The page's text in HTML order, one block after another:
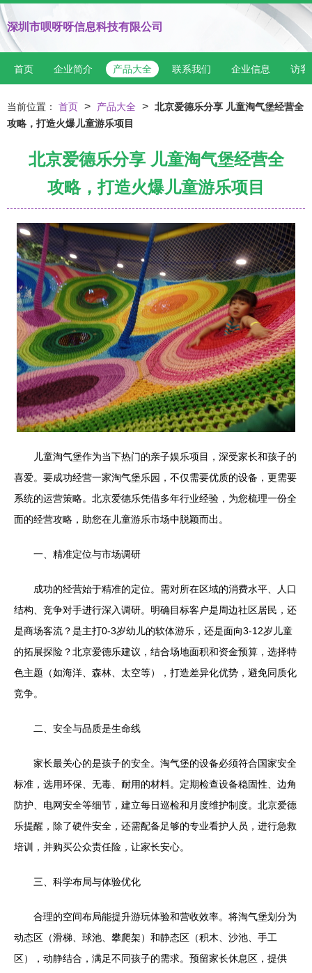
深圳市呗呀呀信息科技有限公司
首页 企业简介 产品大全 联系我们 企业信息 访客
当前位置： 首页 > 产品大全 > 北京爱德乐分享 儿童淘气堡经营全
攻略，打造火爆儿童游乐项目
北京爱德乐分享 儿童淘气堡经营全
攻略，打造火爆儿童游乐项目
儿童淘气堡作为当下热门的亲子娱乐项目，深受家长和孩子的
喜爱。要成功经营一家淘气堡乐园，不仅需要优质的设备，更需要
系统的运营策略。北京爱德乐凭借多年行业经验，为您梳理一份全
面的经营攻略，助您在儿童游乐市场中脱颖而出。
一、精准定位与市场调研
成功的经营始于精准的定位。需对所在区域的消费水平、人口
结构、竞争对手进行深入调研。明确目标客户是周边社区居民，还
是商场客流？是主打0-3岁幼儿的软体游乐，还是面向3-12岁儿童
的拓展探险？北京爱德乐建议，结合场地面积和资金预算，选择特
色主题（如海洋、森林、太空等），打造差异化优势，避免同质化
竞争。
二、安全与品质是生命线
家长最关心的是孩子的安全。淘气堡的设备必须符合国家安全
标准，选用环保、无毒、耐用的材料。定期检查设备稳固性、边角
防护、电网安全等细节，建立每日巡检和月度维护制度。北京爱德
乐提醒，除了硬件安全，还需配备足够的专业看护人员，进行急救
培训，并购买公众责任险，让家长安心。
三、科学布局与体验优化
合理的空间布局能提升游玩体验和营收效率。将淘气堡划分为
动态区（滑梯、球池、攀爬架）和静态区（积木、沙池、手工
区），动静结合，满足不同孩子的需求。预留家长休息区，提供